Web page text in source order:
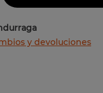
y devoluciones